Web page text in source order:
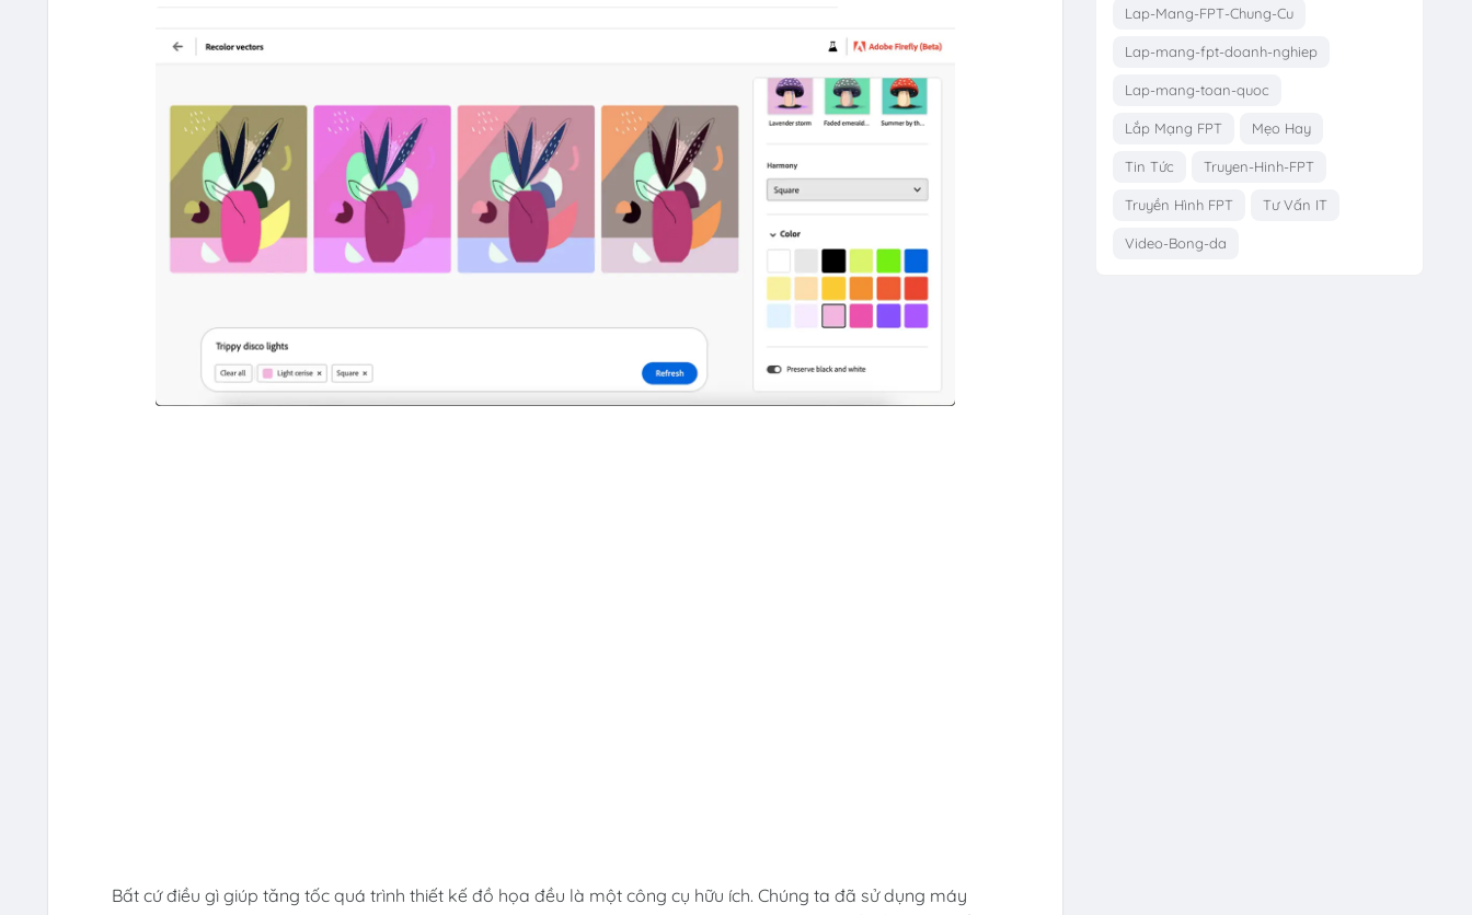
Bất cứ điều gì giúp tăng tốc quá trình thiết kế đồ họa đều là một công cụ hữu ích. Chúng ta đã sử dụng máy
Lap-Mang-FPT-Chung-Cu
Lap-mang-fpt-doanh-nghiep
Lap-mang-toan-quoc
Lắp Mạng FPT Mẹo Hay
Tin Tức Truyen-Hinh-FPT
Truyền Hình FPT Tư Vấn IT
Video-Bong-da